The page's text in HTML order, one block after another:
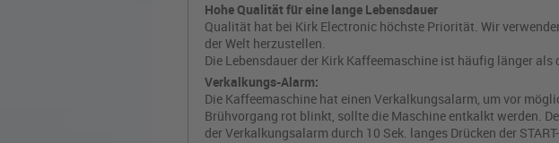
Hohe Qualität für eine lange Lebensdauer
Qualität hat bei Kirk Electronic höchste Priorität. Wir
der Welt herzustellen.
Die Lebensdauer der Kirk Kaffeemaschine ist häufig länger
Verkalkungs-Alarm:
Die Kaffeemaschine hat einen Verkalkungsalarm, um vor
Brühvorgang rot blinkt, sollte die Maschine entkalkt werden.
der Verkalkungsalarm durch 10 Sek. langes Drücken der